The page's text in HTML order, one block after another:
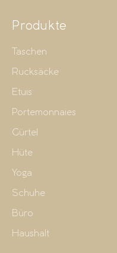
Produkte
Taschen
Rucksäcke
Etuis
Portemonnaies
Gürtel
Hüte
Yoga
Schuhe
Büro
Haushalt